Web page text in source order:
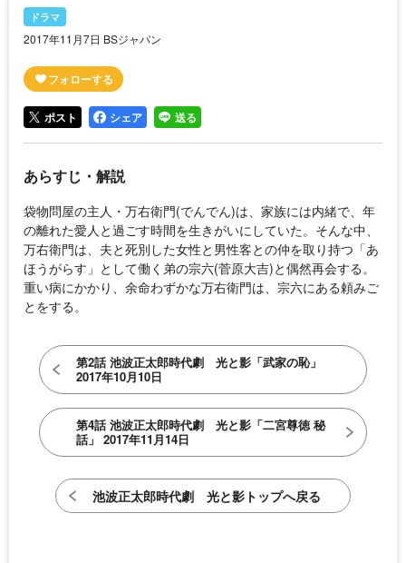
ドラマ
2017年11月7日 BSジャパン
ポスト シェア 送る
あらすじ・解説
袋物問屋の主人・万右衛門(でんでん)は、家族には内緒で、年
の離れた愛人と過ごす時間を生きがいにしていた。そんな中、
万右衛門は、夫と死別した女性と男性客との仲を取り持つ「あ
ほうがらす」として働く弟の宗六(菅原大吉)と偶然再会する。
重い病にかかり、余命わずかな万右衛門は、宗六にある頼みご
とをする。
第2話 池波正太郎時代劇 光と影「武家の恥」
2017年10月10日
第4話 池波正太郎時代劇 光と影「二宮尊徳 秘
話」 2017年11月14日
池波正太郎時代劇 光と影トップへ戻る